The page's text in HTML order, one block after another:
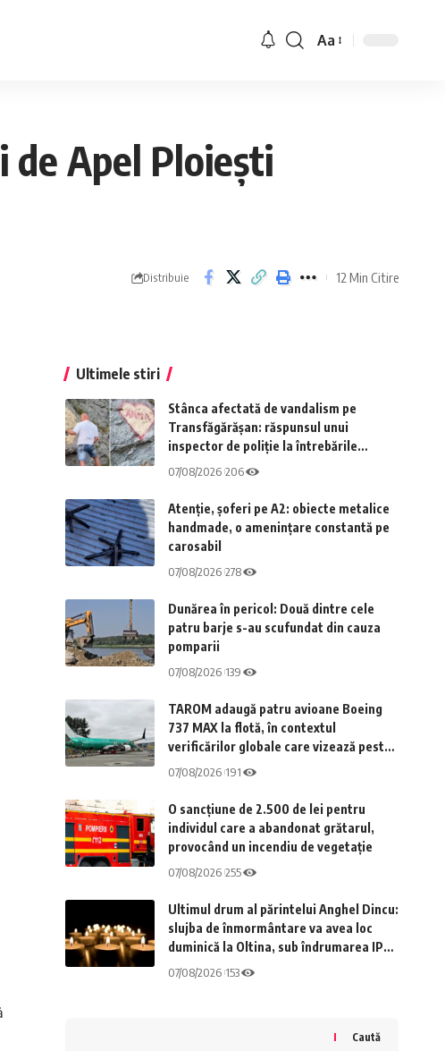
Aa
de Apel Ploiești
Distribuie 12 Min Citire
Ultimele stiri
Stânca afectată de vandalism pe
Transfăgărășan: răspunsul unui
inspector de poliție la întrebările
curioșilor
07/08/2026 206
Atenție, șoferi pe A2: obiecte metalice
handmade, o amenințare constantă pe
carosabil
07/08/2026 278
Dunărea în pericol: Două dintre cele
patru barje s-au scufundat din cauza
pomparii
07/08/2026 139
TAROM adaugă patru avioane Boeing
737 MAX la flotă, în contextul
verificărilor globale care vizează peste
1.800 de aeronave
07/08/2026 191
O sancțiune de 2.500 de lei pentru
individul care a abandonat grătarul,
provocând un incendiu de vegetație
07/08/2026 255
Ultimul drum al părintelui Anghel Dincu:
slujba de înmormântare va avea loc
duminică la Oltina, sub îndrumarea IPS
Teodosie
07/08/2026 153
Caută